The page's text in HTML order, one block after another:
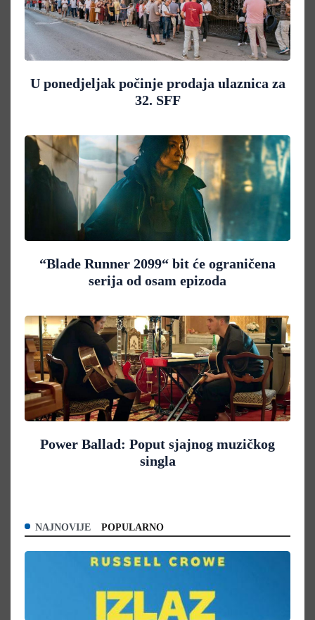
U ponedjeljak počinje prodaja ulaznica za
32. SFF
“Blade Runner 2099“ bit će ograničena
serija od osam epizoda
Power Ballad: Poput sjajnog muzičkog
singla
NAJNOVIJE POPULARNO